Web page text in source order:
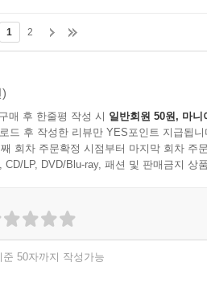
1 2
매 후 한줄평 작성 시 일반회원 50원, 마니
드 후 작성한 리뷰만 YES포인트 지급됩니
회차 주문확정 시점부터 마지막 회차 주
CD/LP, DVD/Blu-ray, 패션 및 판매금지 상
준 50자까지 작성가능